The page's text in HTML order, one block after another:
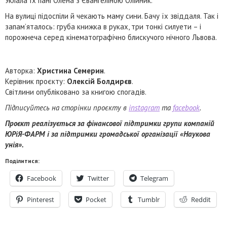
На вулиці підоспіли й чекають маму сини. Бачу їх звіддаля. Так і
запам’яталось: груба книжка в руках, три тонкі силуети – і
порожнеча серед кінематографічно блискучого нічного Львова.
Авторка: Христина Семерин.
Керівник проєкту: Олексій Болдирєв.
Світлини опубліковано за книгою спогадів.
Підписуйтесь на сторінки проєкту в instagram та facebook.
Проєкт реалізується за фінансової підтримки групи компаній
ЮРіЯ-ФАРМ і за підтримки громадської організації «Наукова
унія».
Поділитися:
Facebook Twitter Telegram
Pinterest Pocket Tumblr Reddit